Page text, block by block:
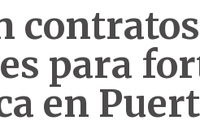
para
en